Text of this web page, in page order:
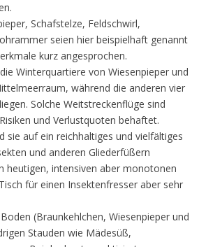
Schafstelze, Feldschwirl,
seien hier beispielhaft genannt
kurz angesprochen.
Winterquartiere von Wiesenpieper und
während die anderen vier
Solche Weitstreckenflüge sind
und Verlustquoten behaftet.
sie auf ein reichhaltiges und vielfältiges
und anderen Gliederfüßern
heutigen, intensiven aber monotonen
für einen Insektenfresser aber sehr
(Braunkehlchen, Wiesenpieper und
Stauden wie Mädesüß,